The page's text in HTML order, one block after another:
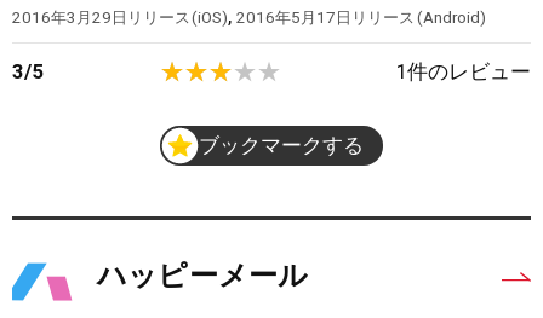
2016年3月29日 リリース iOS ,2016年5月17日 リリース Android
3/5 1件のレビュー
ブックマークする
ハッピーメール